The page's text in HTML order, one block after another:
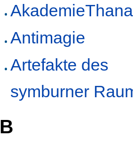
Antimagie
Artefakte des
symburner
B